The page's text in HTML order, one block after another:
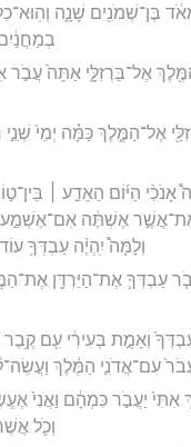
מְאֹ֔ד בֶּן־שְׁמֹנִ֖ים שָׁנָ֑ה
אֶל־בַּרְזִלָּ֑י אַתָּה֙ עֲבֹ֣ר
אֶל־הַמֶּ֑לֶךְ כַּמָּ֗ה יְמֵי֙
אָנֹכִ֨י הַיּ֜וֹם הַאֵדַ֣ע ׀
אֶשְׁתֶּ֔ה אִם־אֶשְׁמַ֣ע
וְלָמָּה֩ יִֽהְיֶ֨ה עַבְדְּךָ֥
עַבְדְּךָ֛ אֶת־הַיַּרְדֵּ֖ן
וְאָמֻ֣ת בְּעִירִ֔י עִ֛ם קֶ֥בֶר
עִם־אֲדֹנִ֣י הַמֶּ֔לֶךְ
אִתִּי֙ יַעֲבֹ֣ר כִּמְהָ֔ם וַאֲנִי֙
וְכֹ֛ל